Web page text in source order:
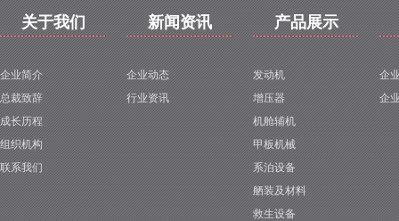
关于我们
企业简介
总裁致辞
成长历程
组织机构
联系我们
新闻资讯
企业动态
行业资讯
产品展示
发动机
增压器
机舱辅机
甲板机械
系泊设备
舾装及材料
救生设备
企
企